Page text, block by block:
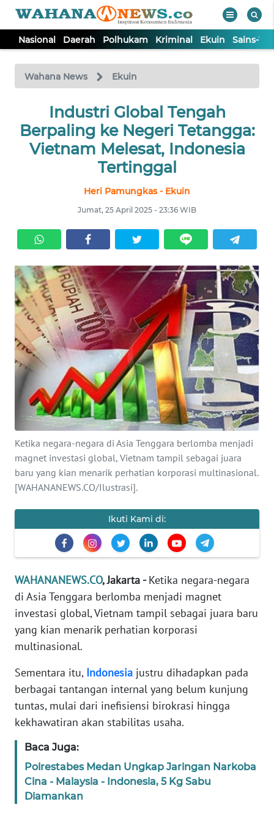
Nasional Daerah Polhukam Kriminal Ekuin Sains-
Wahana News Ekuin
Industri Global Tengah
Berpaling ke Negeri Tetangga:
Vietnam Melesat, Indonesia
Tertinggal
Heri Pamungkas - Ekuin
Jumat, 25 April 2025 - 23:36 WIB
Ketika negara-negara di Asia Tenggara berlomba menjadi
magnet investasi global, Vietnam tampil sebagai juara
baru yang kian menarik perhatian korporasi multinasional.
[WAHANANEWS.CO/Ilustrasi].
Ikuti Kami di:
WAHANANEWS.CO, Jakarta -Ketika negara-negara
di Asia Tenggara berlomba menjadi magnet
investasi global, Vietnam tampil sebagai juara baru
yang kian menarik perhatian korporasi
multinasional.
Sementara itu, Indonesia justru dihadapkan pada
berbagai tantangan internal yang belum kunjung
tuntas, mulai dari inefisiensi birokrasi hingga
kekhawatiran akan stabilitas usaha.
Baca Juga:
Polrestabes Medan Ungkap Jaringan Narkoba
Cina - Malaysia - Indonesia, 5 Kg Sabu
Diamankan
TV
Tutup
NASIONAL
DAERAH
EKUIN
SAINS-TEKNO
KESEHATAN
INTERNASIONAL
SERBA-SERBI
PENDIDIKAN
OLAHRAGA
OPINI
INDEKS
BERITA
KONTAK
KAMI
INFO
IKLAN
TENTANG
KAMI
PEDOMAN
MEDIA
SIBER